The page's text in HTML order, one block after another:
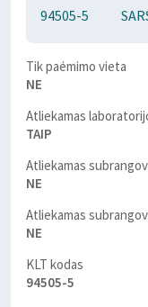
94505-5
Tik paėmimo vieta
NE
Atliekamas
TAIP
Atliekamas
NE
Atliekamas
NE
KLT kodas
94505-5